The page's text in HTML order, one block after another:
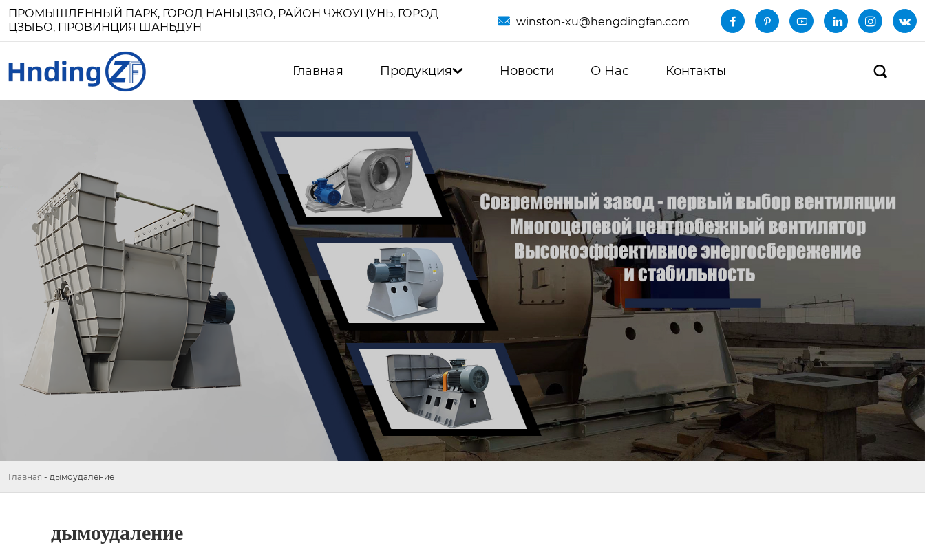
ПРОМЫШЛЕННЫЙ ПАРК, ГОРОД НАНЬЦЗЯО, РАЙОН ЧЖОУЦУНЬ, ГОРОД
ЦЗЫБО, ПРОВИНЦИЯ ШАНЬДУН
 winston-xu@hengdingfan.com      
Главная Продукция Новости О Нас Контакты 
Главная - дымоудаление
дымоудаление